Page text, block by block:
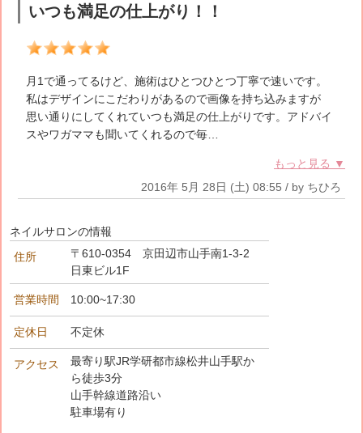
いつも満足の仕上がり！！
月1で通ってるけど、施術はひとつひとつ丁寧で速いです。
私はデザインにこだわりがあるので画像を持ち込みますが
思い通りにしてくれていつも満足の仕上がりです。アドバイ
スやワガママも聞いてくれるので毎…
もっと見る ▼
2016年 5月 28日 (土) 08:55 / by ちひろ
ネイルサロンの情報
住所
〒610-0354 京田辺市山手南1-3-2
日東ビル1F
営業時間 10:00~17:30
定休日 不定休
アクセス
最寄り駅JR学研都市線松井山手駅か
ら徒歩3分
山手幹線道路沿い
駐車場有り